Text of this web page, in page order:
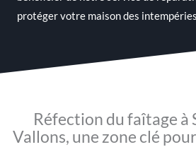
protéger votre maison des
Réfection du faîtage à
Vallons, une zone clé